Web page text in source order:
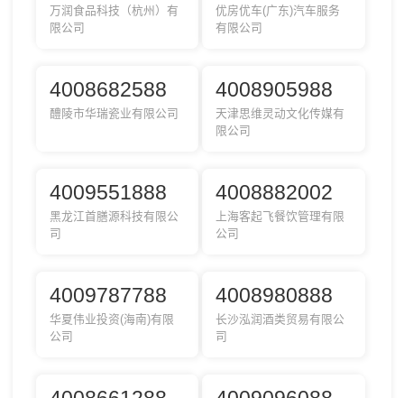
万润食品科技（杭州）有
限公司
优房优车(广东)汽车服务
有限公司
4008682588
醴陵市华瑞瓷业有限公司
4008905988
天津思维灵动文化传媒有
限公司
4009551888
黑龙江首膳源科技有限公
司
4008882002
上海客起飞餐饮管理有限
公司
4009787788
华夏伟业投资(海南)有限
公司
4008980888
长沙泓润酒类贸易有限公
司